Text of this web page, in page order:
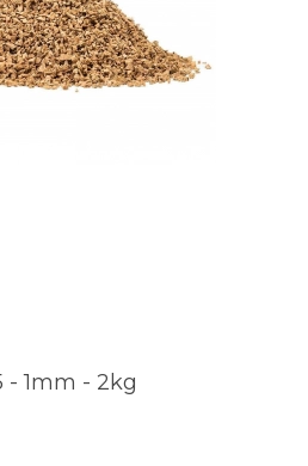
- 1mm - 2kg